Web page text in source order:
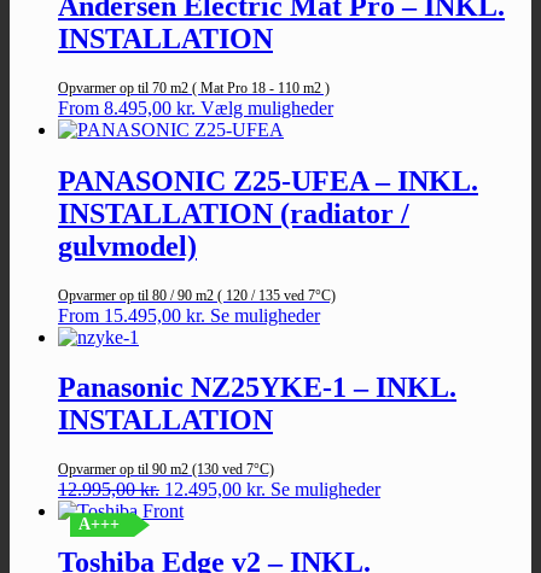
INSTALLATION
Opvarmer op til 70 m2 ( Mat Pro 18 - 110 m2 )
From 8.495,00 kr. Vælg mulighederDette
flere
varianter.
Mulighederne
varesiden
PANASONIC Z25-UFEA – INKL.
INSTALLATION (radiator /
gulvmodel)
Opvarmer op til 80 / 90 m2 ( 120 / 135 ved 7°C)
From 15.495,00 kr. Se mulighederDette
flere
varianter.
på
Panasonic NZ25YKE-1 – INKL.
INSTALLATION
Opvarmer op til 90 m2 (130 ved 7°C)
12.995,00kr. Den
oprindelige
var:
12.495,00 kr. Den
Se muligheder
A+++
Toshiba Edge v2 – INKL.